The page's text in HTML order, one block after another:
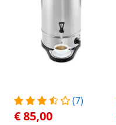
(7)
€ 85,00